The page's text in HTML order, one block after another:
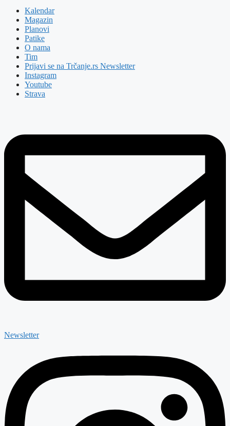
Kalendar
Magazin
Planovi
Patike
O nama
Tim
Prijavi se na Trčanje.rs Newsletter
Instagram
Youtube
Strava
Newsletter